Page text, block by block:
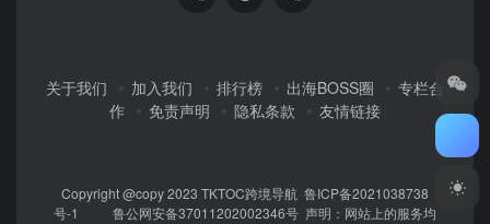
关于我们 加入我们 排行榜 出海BOSS圈
专栏合
作
免责声明 隐私条款 友情链接
Copyright @copy 2023 TKTOC跨境导航 鲁ICP备2021038738
号-1
鲁公网安备37011202002346号 声明：网站上的服务均